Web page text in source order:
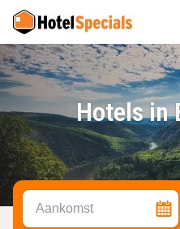
Hotels in
Aankomst